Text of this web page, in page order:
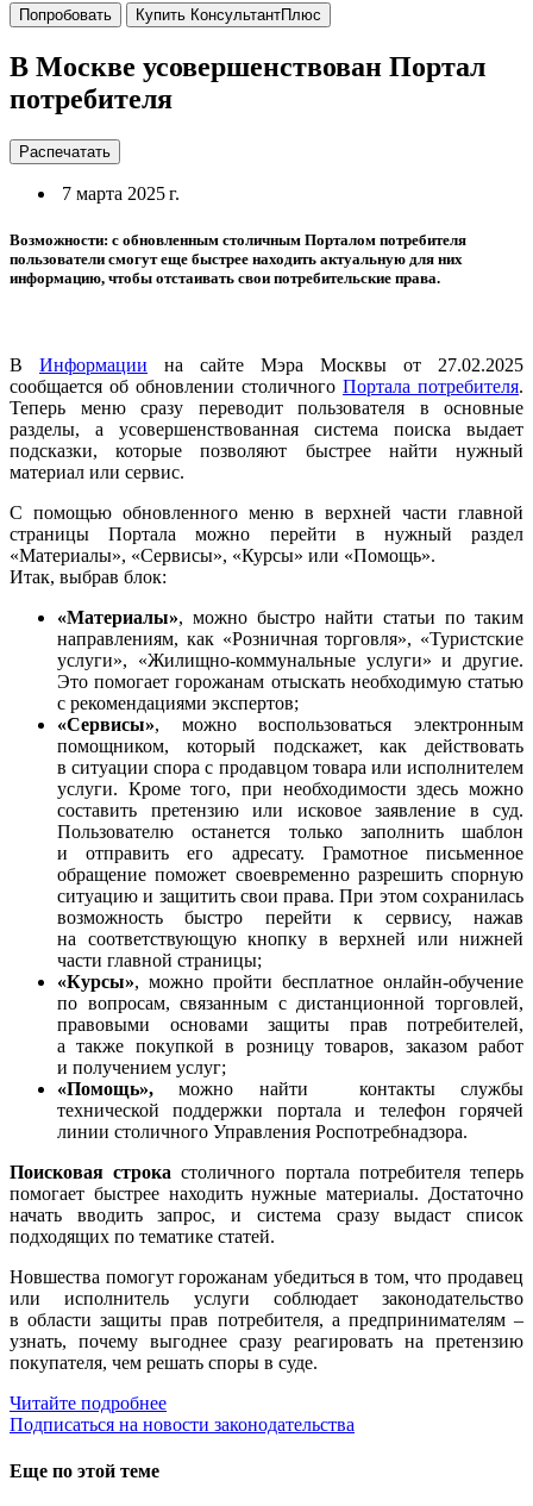
Попробовать Купить КонсультантПлюс
В Москве усовершенствован Портал
потребителя
Распечатать
7 марта 2025 г.
Возможности: с обновленным столичным Порталом потребителя
пользователи смогут еще быстрее находить актуальную для них
информацию, чтобы отстаивать свои потребительские права.
В Информации на сайте Мэра Москвы от 27.02.2025
сообщается об обновлении столичного Портала потребителя.
Теперь меню сразу переводит пользователя в основные
разделы, а усовершенствованная система поиска выдает
подсказки, которые позволяют быстрее найти нужный
материал или сервис.
С помощью обновленного меню в верхней части главной
страницы Портала можно перейти в нужный раздел
«Материалы», «Сервисы», «Курсы» или «Помощь».
Итак, выбрав блок:
«Материалы», можно быстро найти статьи по таким
направлениям, как «Розничная торговля», «Туристские
услуги», «Жилищно-коммунальные услуги» и другие.
Это помогает горожанам отыскать необходимую статью
с рекомендациями экспертов;
«Сервисы», можно воспользоваться электронным
помощником, который подскажет, как действовать
в ситуации спора с продавцом товара или исполнителем
услуги. Кроме того, при необходимости здесь можно
составить претензию или исковое заявление в суд.
Пользователю останется только заполнить шаблон
и отправить его адресату. Грамотное письменное
обращение поможет своевременно разрешить спорную
ситуацию и защитить свои права. При этом сохранилась
возможность быстро перейти к сервису, нажав
на соответствующую кнопку в верхней или нижней
части главной страницы;
«Курсы», можно пройти бесплатное онлайн-обучение
по вопросам, связанным с дистанционной торговлей,
правовыми основами защиты прав потребителей,
а также покупкой в розницу товаров, заказом работ
и получением услуг;
«Помощь»,можно найти контакты службы
технической поддержки портала и телефон горячей
линии столичного Управления Роспотребнадзора.
Поисковая строка столичного портала потребителя теперь
помогает быстрее находить нужные материалы. Достаточно
начать вводить запрос, и система сразу выдаст список
подходящих по тематике статей.
Новшества помогут горожанам убедиться в том, что продавец
или исполнитель услуги соблюдает законодательство
в области защиты прав потребителя, а предпринимателям –
узнать, почему выгоднее сразу реагировать на претензию
покупателя, чем решать споры в суде.
Читайте подробнее
Подписаться на новости законодательства
Еще по этой теме